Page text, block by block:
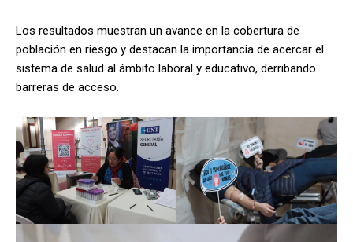
Los resultados muestran un avance en la cobertura de
población en riesgo y destacan la importancia de acercar el
sistema de salud al ámbito laboral y educativo, derribando
barreras de acceso.